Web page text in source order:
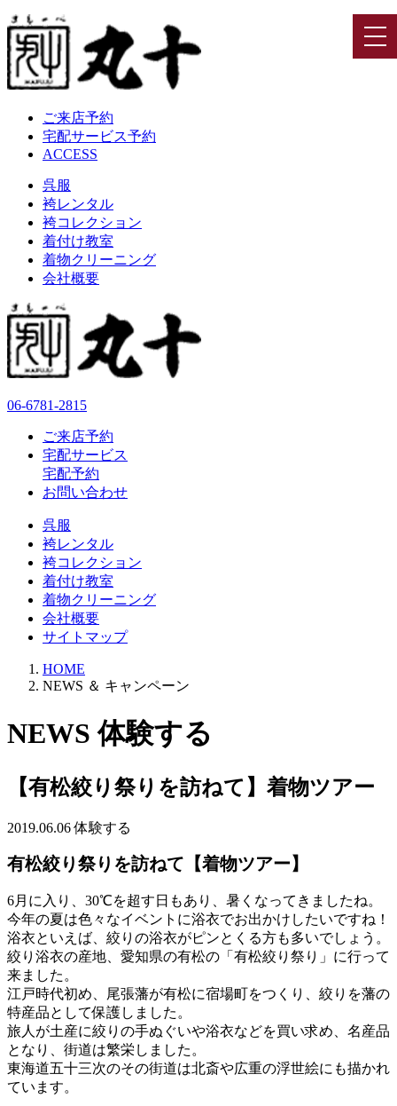
ご来店予約
宅配サービス予約
ACCESS
呉服
袴レンタル
袴コレクション
着付け教室
着物クリーニング
会社概要
06-6781-2815
ご来店予約
宅配サービス
宅配予約
お問い合わせ
呉服
袴レンタル
袴コレクション
着付け教室
着物クリーニング
会社概要
サイトマップ
HOME
NEWS ＆ キャンペーン
NEWS 体験する
【有松絞り祭りを訪ねて】着物ツアー
2019.06.06 体験する
有松絞り祭りを訪ねて【着物ツアー】
6月に入り、30℃を超す日もあり、暑くなってきましたね。
今年の夏は色々なイベントに浴衣でお出かけしたいですね！
浴衣といえば、絞りの浴衣がピンとくる方も多いでしょう。
絞り浴衣の産地、愛知県の有松の「有松絞り祭り」に行って
来ました。
江戸時代初め、尾張藩が有松に宿場町をつくり、絞りを藩の
特産品として保護しました。
旅人が土産に絞りの手ぬぐいや浴衣などを買い求め、名産品
となり、街道は繁栄しました。
東海道五十三次のその街道は北斎や広重の浮世絵にも描かれ
ています。